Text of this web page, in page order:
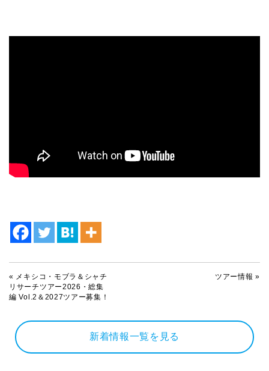
« メキシコ・モブラ＆シャチ
リサーチツアー2026・総集
編 Vol.2＆2027ツアー募集！
ツアー情報 »
新着情報一覧を見る